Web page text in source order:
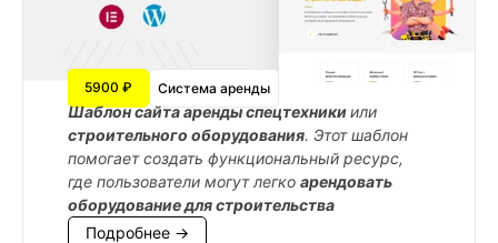
5900 ₽ Система аренды
Шаблон сайта аренды спецтехникиили
строительного оборудования. Этот шаблон
помогает создать функциональный ресурс,
где пользователи могут легко арендовать
оборудование для строительства
Подробнее →